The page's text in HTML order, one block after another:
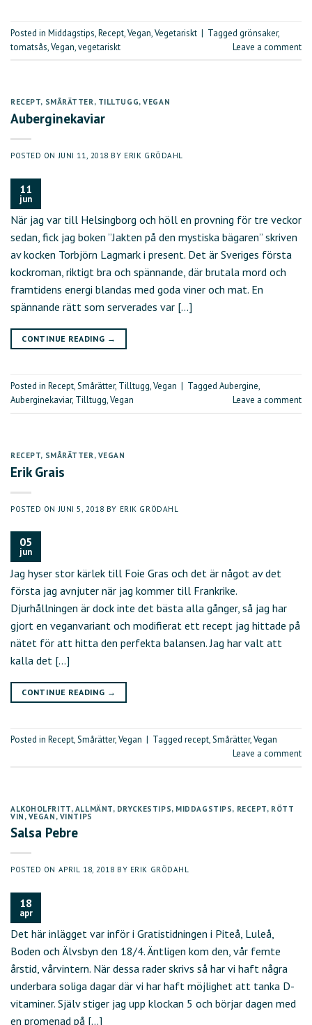
Posted in Middagstips,Recept,Vegan,Vegetariskt | Tagged grönsaker,
tomatsås,Vegan,vegetariskt Leave a comment
RECEPT, SMÅRÄTTER, TILLTUGG,VEGAN
Auberginekaviar
POSTED ONJUNI 11, 2018 BY ERIK GRÖDAHL
11
jun
När jag var till Helsingborg och höll en provning för tre veckor
sedan, fick jag boken ”Jakten på den mystiska bägaren” skriven
av kocken Torbjörn Lagmark i present. Det är Sveriges första
kockroman, riktigt bra och spännande, där brutala mord och
framtidens energi blandas med goda viner och mat. En
spännande rätt som serverades var […]
CONTINUE READING →
Posted in Recept,Smårätter, Tilltugg,Vegan | Tagged Aubergine,
Auberginekaviar, Tilltugg,Vegan Leave a comment
RECEPT, SMÅRÄTTER, VEGAN
Erik Grais
POSTED ON JUNI 5, 2018 BY ERIK GRÖDAHL
05
jun
Jag hyser stor kärlek till Foie Gras och det är något av det
första jag avnjuter när jag kommer till Frankrike.
Djurhållningen är dock inte det bästa alla gånger, så jag har
gjort en veganvariant och modifierat ett recept jag hittade på
nätet för att hitta den perfekta balansen. Jag har valt att
kalla det […]
CONTINUE READING →
Posted in Recept,Smårätter,Vegan | Tagged recept,Smårätter,Vegan
Leave a comment
ALKOHOLFRITT, ALLMÄNT, DRYCKESTIPS, MIDDAGSTIPS, RECEPT, RÖTT
VIN , VEGAN , VINTIPS
Salsa Pebre
POSTED ON APRIL 18, 2018 BY ERIK GRÖDAHL
18
apr
Det här inlägget var inför i Gratistidningen i Piteå, Luleå,
Boden och Älvsbyn den 18/4. Äntligen kom den, vår femte
årstid, vårvintern. När dessa rader skrivs så har vi haft några
underbara soliga dagar där vi har haft möjlighet att tanka D-
vitaminer. Själv stiger jag upp klockan 5 och börjar dagen med
en promenad på […]